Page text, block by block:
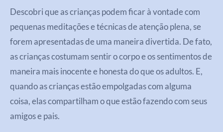
Descobri que as crianças podem ficar à vontade com
pequenas meditações e técnicas de atenção plena, se
forem apresentadas de uma maneira divertida. De fato,
as crianças costumam sentir o corpo e os sentimentos de
maneira mais inocente e honesta do que os adultos. E,
quando as crianças estão empolgadas com alguma
coisa, elas compartilham o que estão fazendo com seus
amigos e pais.